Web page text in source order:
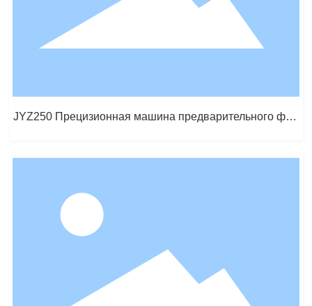
JYZ250 Прецизионная машина предварительного фор